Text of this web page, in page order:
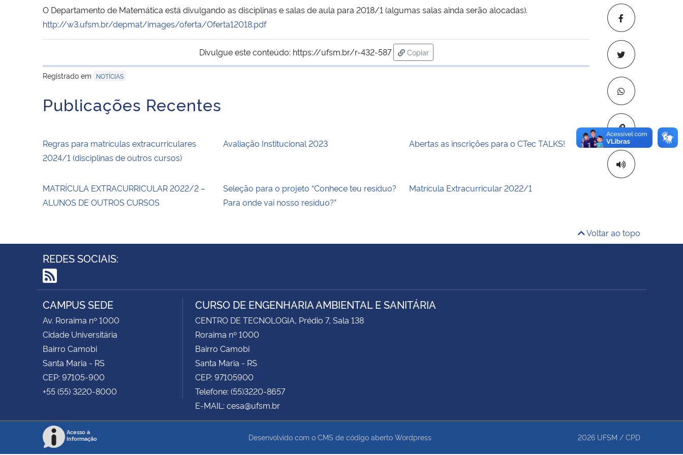
Copiar para
O Departamento de Matemática está divulgando as disciplinas e salas de aula para 2018/1 (algumas salas ainda serão alocadas).
http://w3.ufsm.br/depmat/images/oferta/Oferta12018.pdf
Divulgue este conteúdo: https://ufsm.br/r-432-587
Copiar
para área de transferência
Registrado em
NOTÍCIAS
Publicações Recentes
Regras para matrículas extracurriculares
2024/1 (disciplinas de outros cursos)
Avaliação Institucional 2023 Abertas as inscrições para o CTec TALKS!
MATRÍCULA EXTRACURRICULAR 2022/2 –
ALUNOS DE OUTROS CURSOS
Seleção para o projeto “Conhece teu resíduo?
Para onde vai nosso resíduo?”
Matrícula Extracurricular 2022/1
Voltar ao topo
REDES SOCIAIS:
RSS
CAMPUS SEDE
Av. Roraima nº 1000
Cidade Universitária
Bairro Camobi
Santa Maria - RS
CEP: 97105-900
+55 (55) 3220-8000
CURSO DE ENGENHARIA AMBIENTAL E SANITÁRIA
CENTRO DE TECNOLOGIA, Prédio 7, Sala 138
Roraima nº 1000
Bairro Camobi
Santa Maria - RS
CEP: 97105900
Telefone: (55)3220-8657
E-MAIL: cesa@ufsm.br
Acesso à
Informação
Desenvolvido com o CMS de código aberto Wordpress 2026 UFSM / CPD